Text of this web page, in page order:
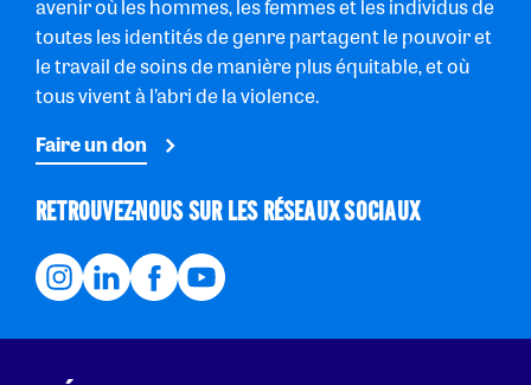
avenir où les hommes, les femmes et les individus de
toutes les identités de genre partagent le pouvoir et
le travail de soins de manière plus équitable, et où
tous vivent à l’abri de la violence.
Faire un don
RETROUVEZ-NOUS SUR LES RÉSEAUX SOCIAUX